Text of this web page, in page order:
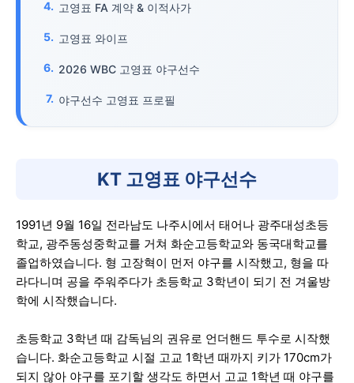
고영표 FA 계약 & 이적사가
고영표 와이프
2026 WBC 고영표 야구선수
야구선수 고영표 프로필
KT 고영표 야구선수
1991년 9월 16일 전라남도 나주시에서 태어나 광주대성초등
학교, 광주동성중학교를 거쳐 화순고등학교와 동국대학교를
졸업하였습니다. 형 고장혁이 먼저 야구를 시작했고, 형을 따
라다니며 공을 주워주다가 초등학교 3학년이 되기 전 겨울방
학에 시작했습니다.
초등학교 3학년 때 감독님의 권유로 언더핸드 투수로 시작했
습니다. 화순고등학교 시절 고교 1학년 때까지 키가 170cm가
되지 않아 야구를 포기할 생각도 하면서 고교 1학년 때 야구를